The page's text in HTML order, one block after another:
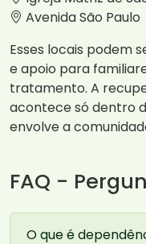
Avenida São Paulo
Esses locais podem
e apoio para
tratamento. A
acontece só dentro
envolve a
FAQ -
O que é